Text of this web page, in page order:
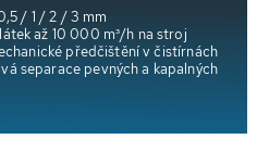
/ 1 / 2 / 3 mm
až 10 000 m³/h na stroj
předčištění v čistírnách
separace pevných a kapalných